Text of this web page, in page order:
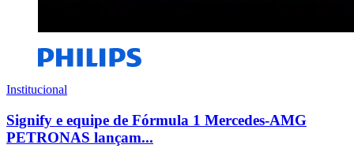
Institucional
Signify e equipe de Fórmula 1 Mercedes-AMG
PETRONAS lançam...